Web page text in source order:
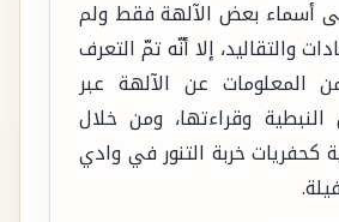
أسماء بعض الآلهة فقط ولم
والتقاليد، إلا أنّه تمّ التعرف
المعلومات عن الآلهة عبر
وقراءتها، ومن خلال
كحفريات خربة التنور في وادي